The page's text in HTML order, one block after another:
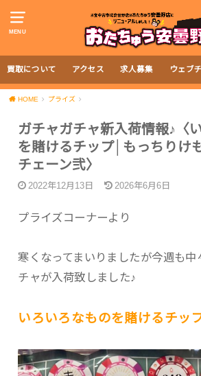
MENU
買取について アクセス 求人募集 ウェブ
HOME プライズ
ガチャガチャ新入荷情報♪〈
を賭けるチップ│もっちりけ
チェーン弐〉
2022年12月13日 2026年6月6日
プライズコーナーより
寒くなってまいりましたが今週も
チャが入荷致しました♪
いろいろなものを賭けるチッ